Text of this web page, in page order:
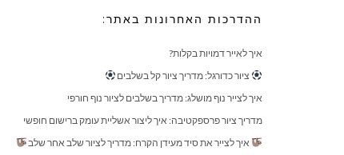
ההדרכות האחרונות באתר:
איך לאייר דמויות בקלות?
ציור כדורגל: מדריך ציור קל בשלבים
איך לצייר נוף מושלג: מדריך בשלבים לציור נוף חורפי
מדריך ציור פרספקטיבה: איך ליצור אשליית עומק ברישום חופשי
איך לצייר את סיד מעידן הקרח: מדריך לציור שלב אחר שלב